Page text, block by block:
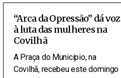
“Arca da Opressão” dá voz
à luta das mulheres na
Covilhã
A Praça do Município, na
Covilhã, recebeu este domingo